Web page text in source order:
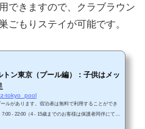
できますので、クラブラウン
ごもりステイが可能です。
トン東京（プール編）：子供はメッ
tokyo_pool
ルがあります。宿泊者は無料で利用することができ
- 22:00（4 - 15歳までのお客様は保護者同伴にてご